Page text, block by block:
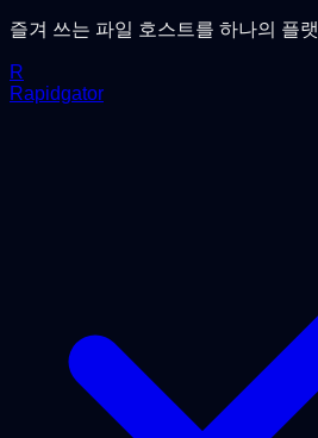
즐겨 쓰는 파일 호스트를 하나의 플
R
Rapidgator